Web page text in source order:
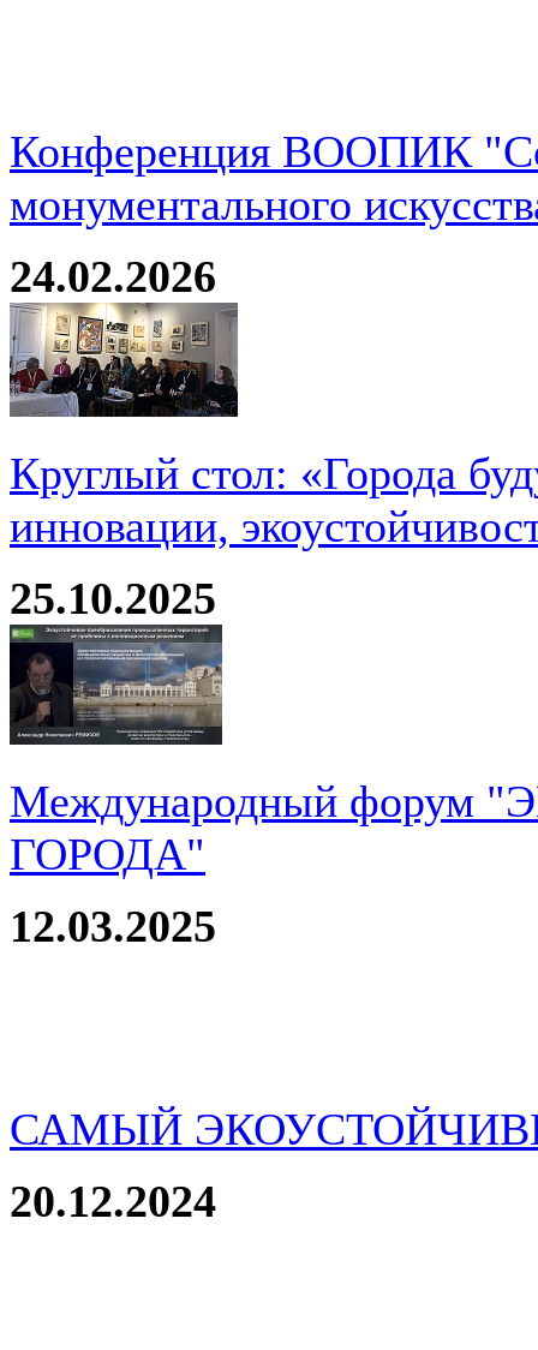
Конференция ВООПИК
монументального
24.02.2026
Круглый стол: «Города
инновации,
25.10.2025
Международный
ГОРОДА"
12.03.2025
САМЫЙ
20.12.2024